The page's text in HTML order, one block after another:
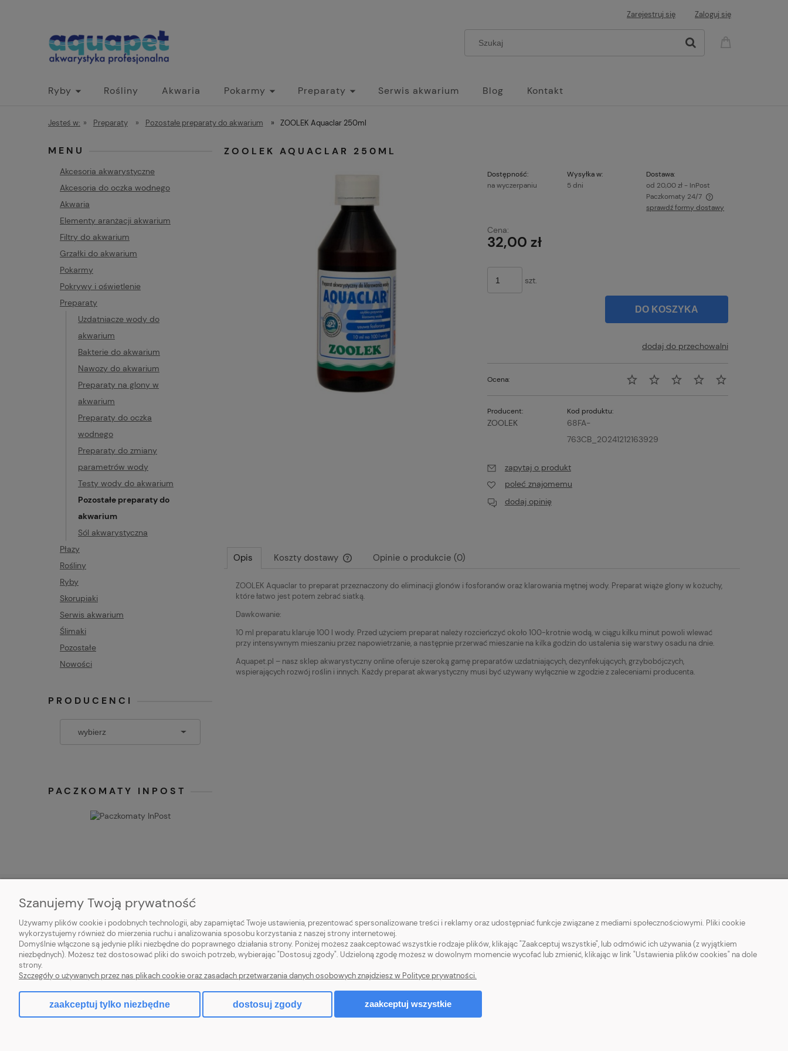
Zarejestruj się Zaloguj się
Ryby Rośliny Akwaria Pokarmy Preparaty Serwis akwarium Blog Kontakt
Jesteś w: » Preparaty » Pozostałe preparaty do akwarium » ZOOLEK Aquaclar 250ml
MENU
Akcesoria akwarystyczne
Akcesoria do oczka wodnego
Akwaria
Elementy aranżacji akwarium
Filtry do akwarium
Grzałki do akwarium
Pokarmy
Pokrywy i oświetlenie
Preparaty
Uzdatniacze wody do
akwarium
Bakterie do akwarium
Nawozy do akwarium
Preparaty na glony w
akwarium
Preparaty do oczka
wodnego
Preparaty do zmiany
parametrów wody
Testy wody do akwarium
Pozostałe preparaty do
akwarium
Sól akwarystyczna
Płazy
Rośliny
Ryby
Skorupiaki
Serwis akwarium
Ślimaki
Pozostałe
Nowości
PRODUCENCI
PACZKOMATY INPOST
ZOOLEK AQUACLAR 250ML
Dostępność:
na wyczerpaniu
Wysyłka w:
5 dni
Dostawa:
od 20,00 zł - InPost
Paczkomaty 24/7
sprawdź formy dostawy
Cena:
32,00 zł
szt.
DO KOSZYKA
dodaj do przechowalni
Ocena:
Producent:
ZOOLEK
Kod produktu:
68FA-
763CB_20241212163929
zapytaj o produkt
poleć znajomemu
dodaj opinię
Opis Koszty dostawy
Cena nie zawiera ewentualnych kosztów
płatności
Opinie o produkcie (0)
ZOOLEK Aquaclar to preparat przeznaczony do eliminacji glonów i fosforanów oraz klarowania mętnej wody. Preparat wiąże glony w kożuchy,
które łatwo jest potem zebrać siatką.
Dawkowanie:
10 ml preparatu klaruje 100 l wody. Przed użyciem preparat należy rozcieńczyć około 100-krotnie wodą, w ciągu kilku minut powoli wlewać
przy intensywnym mieszaniu przez napowietrzanie, a następnie przerwać mieszanie na kilka godzin do ustalenia się warstwy osadu na dnie.
Aquapet.pl – nasz sklep akwarystyczny online oferuje szeroką gamę preparatów uzdatniających, dezynfekujących, grzybobójczych,
wspierających rozwój roślin i innych. Każdy preparat akwarystyczny musi być używany wyłącznie w zgodzie z zaleceniami producenta.
O NAS
Kontakt
O firmie
Blog
OBSŁUGA KLIENTA
Metody płatności
Czas i koszty dostawy
Zwroty i reklamacje
POMOC
Jak kupować?
Kategorie pomocnicze
Pytania i odpowiedzi
MOJE KONTO
Twoje zamówienia
Ustawienia konta
Szanujemy Twoją prywatność
Używamy plików cookie i podobnych technologii, aby zapamiętać Twoje ustawienia, prezentować spersonalizowane treści i reklamy oraz udostępniać funkcje związane z mediami społecznościowymi. Pliki cookie
wykorzystujemy również do mierzenia ruchu i analizowania sposobu korzystania z naszej strony internetowej.
Domyślnie włączone są jedynie pliki niezbędne do poprawnego działania strony. Poniżej możesz zaakceptować wszystkie rodzaje plików, klikając "Zaakceptuj wszystkie", lub odmówić ich używania (z wyjątkiem
niezbędnych). Możesz też dostosować pliki do swoich potrzeb, wybierając "Dostosuj zgody". Udzieloną zgodę możesz w dowolnym momencie wycofać lub zmienić, klikając w link "Ustawienia plików cookies" na dole
strony.
Szczegóły o używanych przez nas plikach cookie oraz zasadach przetwarzania danych osobowych znajdziesz w Polityce prywatności.
zaakceptuj tylko niezbędne dostosuj zgody zaakceptuj wszystkie